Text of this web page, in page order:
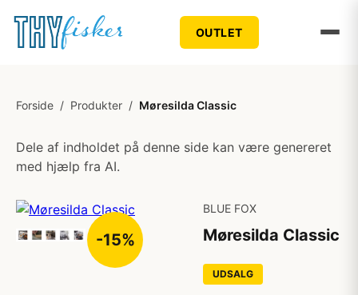
OUTLET
Forside / Produkter / Møresilda Classic
Dele af indholdet på denne side kan være genereret
med hjælp fra AI.
-15%
BLUE FOX
Møresilda Classic
UDSALG